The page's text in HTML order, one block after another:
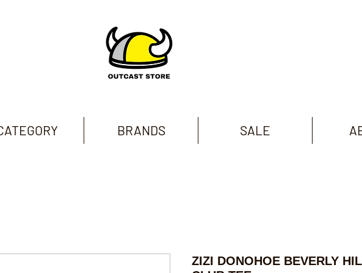
BRANDS SALE
ZIZI DONOHOE BEVERLY